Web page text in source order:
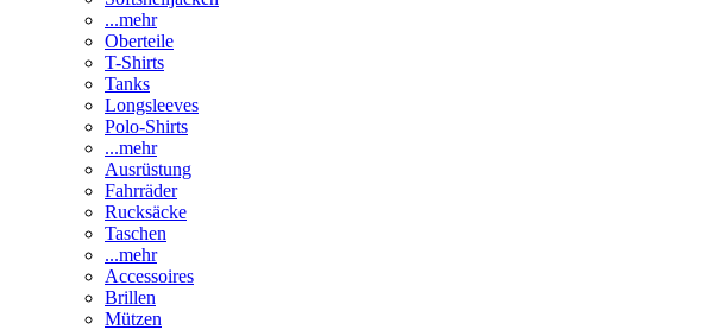
...mehr
Oberteile
T-Shirts
Tanks
Longsleeves
Polo-Shirts
...mehr
Ausrüstung
Fahrräder
Rucksäcke
Taschen
...mehr
Accessoires
Brillen
Mützen